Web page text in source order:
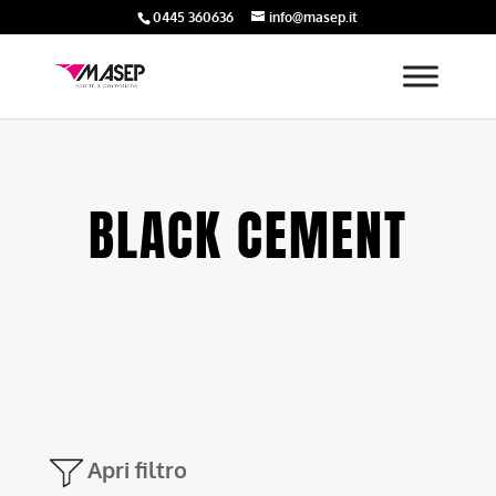
0445 360636 info@masep.it
BLACK CEMENT
Apri filtro